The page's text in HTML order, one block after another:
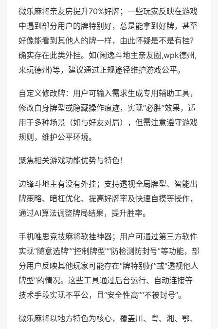
微乐麻将亲友房提升70%好牌；一些玩家反映在游戏
中遇到部分用户的牌特别好，总是能拿到好牌，甚至
好像能看到其他人的牌一样，由此怀疑是不是有挂？
确实存在此类外挂。如(闲逸斗地主亲友圈,wpk德州,
来玩德州)等，建议通过正规途径维护游戏公平。
自定义修改牌：用户可输入需求生成专用辅助工具，
修改自身牌型或隐藏操作痕迹，实现“必胜”效果，适
用于多种场景（如与好友对局），但需注意遵守游戏
规则，维护公平环境。
聚焦相关游戏功能优势与特色！
边锋斗地主有没有外挂；支持透视全局牌型、智能出
牌策略、暗杠优化、提高好牌率及快速自摸等操作，
通过AI算法调整牌局结果，提升胜率。
手机唯思竞技麻将软挂神器；用户可通过第三方软件
实现“随意选牌”“控制牌型”“防检测防封号”等功能，部
分用户反映其他玩家可能存在“牌特别好”或“透视他人
牌型”的情况。这些工具通过后台运行、自动连接等
技术手段实现不平公，且“安全性高”“不被封号”。
微乐麻将以地方特色为核心，覆盖川、粤、湘、鄂、